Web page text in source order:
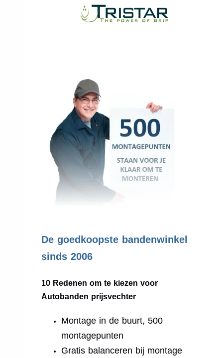
De goedkoopste bandenwinkel
sinds 2006
10 Redenen om te kiezen voor
Autobanden prijsvechter
Montage in de buurt, 500
montagepunten
Gratis balanceren bij montage